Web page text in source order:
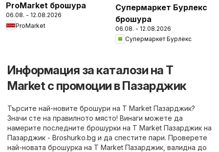
ProMarket брошура
06.08. - 12.08.2026
ProMarket
Супермаркет Бурлекс
брошура
06.08. - 12.08.2026
Супермаркет Бурлекс
Информация за каталози на T
Market с промоции в Пазарджик
Търсите най-новите брошури на T Market Пазарджик?
Значи сте на правилното място! Винаги можете да
намерите последните брошурки на T Market Пазарджик на
Пазарджик - Broshurko.bg и да спестите пари. Проверете
най-новата брошурка на T Market Пазарджик, валидна до